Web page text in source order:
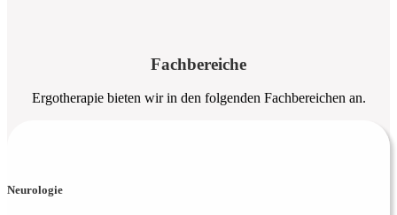
Fachbereiche
Ergotherapie bieten wir in den folgenden Fachbereichen an.
Neurologie